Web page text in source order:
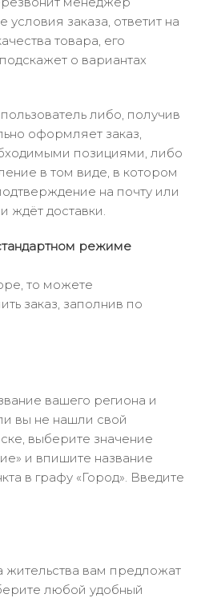
условия заказа, ответит на
товара, его
о вариантах
либо, получив
оформляет заказ,
позициями, либо
в том виде, в котором
на почту или
ждёт доставки.
режиме
то можете
заказ, заполнив по
вашего региона и
вы не нашли свой
выберите значение
и впишите название
в графу «Город». Введите
жительства вам предложат
любой удобный